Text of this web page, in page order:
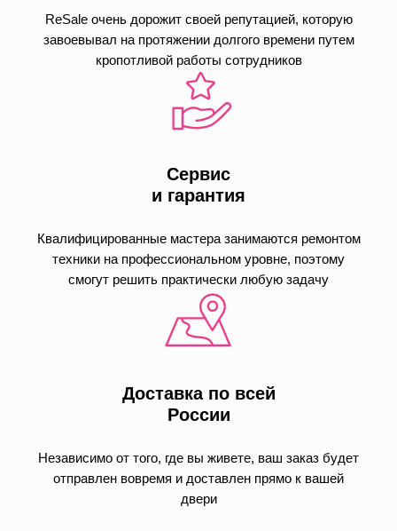
ReSale очень дорожит своей репутацией, которую
завоевывал на протяжении долгого времени путем
кропотливой работы сотрудников
Сервис
и гарантия
Квалифицированные мастера занимаются ремонтом
техники на профессиональном уровне, поэтому
смогут решить практически любую задачу
Доставка по всей
России
Независимо от того, где вы живете, ваш заказ будет
отправлен вовремя и доставлен прямо к вашей
двери